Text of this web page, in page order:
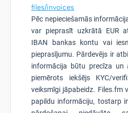
files/invoices
Pēc nepieciešamās
var pieprasīt uzkrātā EUR
IBAN bankas kontu vai
pieprasījumu. Pārdevējs ir
informācija būtu precīza un
piemērots iekšējs KYC/
veiksmīgi jāpabeidz. Files.fm
papildu informāciju, tostarp